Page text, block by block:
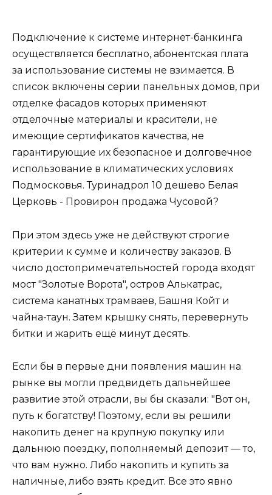
Подключение к системе интернет-банкинга
осуществляется бесплатно, абонентская плата
за использование системы не взимается. В
список включены серии панельных домов, при
отделке фасадов которых применяют
отделочные материалы и красители, не
имеющие сертификатов качества, не
гарантирующие их безопасное и долговечное
использование в климатических условиях
Подмосковья. Туринадрол 10 дешево Белая
Церковь - Провирон продажа Чусовой?
При этом здесь уже не действуют строгие
критерии к сумме и количеству заказов. В
число достопримечательностей города входят
мост "Золотые Ворота", остров Алькатрас,
система канатных трамваев, Башня Койт и
чайна-таун. Затем крышку снять, перевернуть
битки и жарить ещё минут десять.
Если бы в первые дни появления машин на
рынке вы могли предвидеть дальнейшее
развитие этой отрасли, вы бы сказали: "Вот он,
путь к богатству! Поэтому, если вы решили
накопить денег на крупную покупку или
дальнюю поездку, пополняемый депозит — то,
что вам нужно. Либо накопить и купить за
наличные, либо взять кредит. Все это явно